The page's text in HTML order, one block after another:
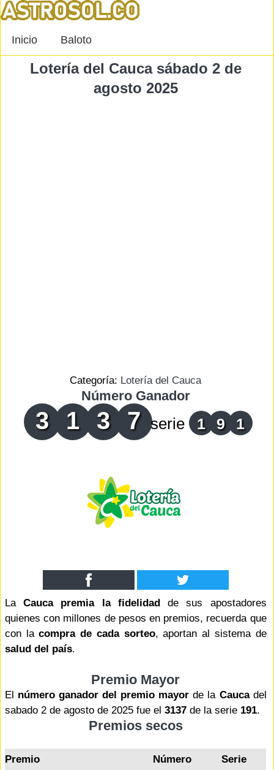
Inicio Baloto
Lotería del Cauca sábado 2 de
agosto 2025
Categoría: Lotería del Cauca
Número Ganador
3 1 3 7 serie 1 9 1
LaCauca premia la fidelidadde sus apostadores
quienes con millones de pesos en premios, recuerda que
con lacompra de cada sorteo, aportan al sistema de
salud del país.
Premio Mayor
El número ganador del premio mayor de la Caucadel
sabado 2 de agosto de 2025 fue el 3137 de la serie 191.
Premios secos
Premio Número
Serie